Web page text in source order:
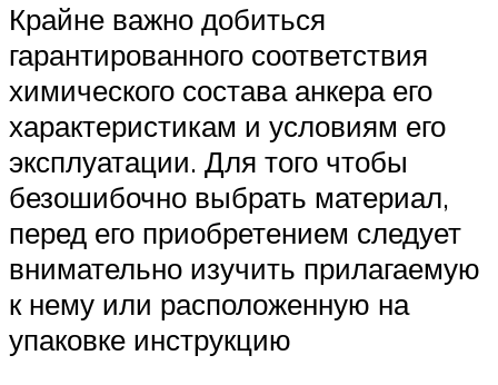
Крайне важно добиться
гарантированного соответствия
химического состава анкера его
характеристикам и условиям его
эксплуатации. Для того чтобы
безошибочно выбрать материал,
перед его приобретением следует
внимательно изучить прилагаемую
к нему или расположенную на
упаковке инструкцию